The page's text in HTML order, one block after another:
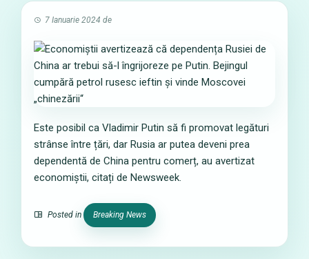
7 Ianuarie 2024 de
Este posibil ca Vladimir Putin să fi promovat legături
strânse între țări, dar Rusia ar putea deveni prea
dependentă de China pentru comerț, au avertizat
economiștii, citați de Newsweek.
Posted in Breaking News